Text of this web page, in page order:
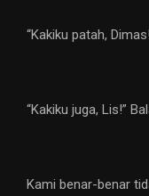
“Kakiku patah,
“Kakiku juga, Lis!”
Kami benar-benar